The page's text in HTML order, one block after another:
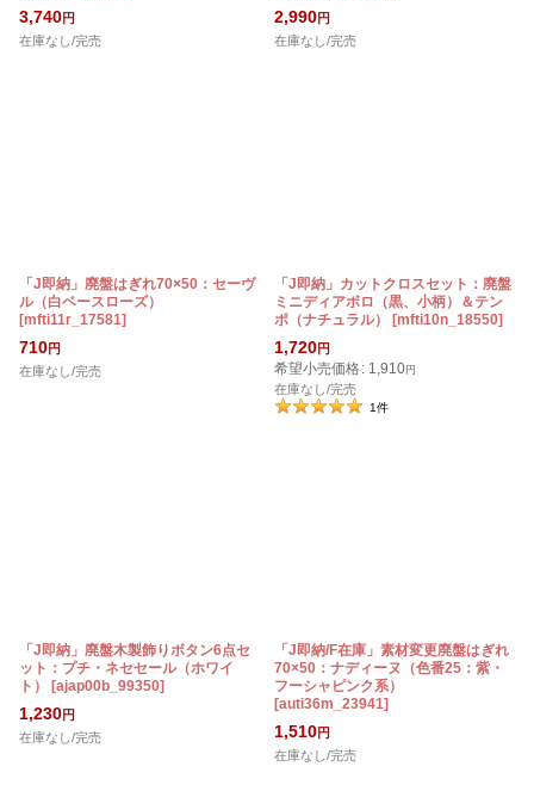
3,740円
在庫なし/完売
2,990円
在庫なし/完売
「J即納」廃盤はぎれ70×50：セーヴ
ル（白ベースローズ）
[mfti11r_17581]
710円
在庫なし/完売
「J即納」カットクロスセット：廃盤
ミニディアボロ（黒、小柄）＆テン
ポ（ナチュラル）
[mfti10n_18550]
1,720円
希望小売価格: 1,910円
在庫なし/完売
1件
「J即納」廃盤木製飾りボタン6点セ
ット：プチ・ネセセール（ホワイ
ト）
[ajap00b_99350]
1,230円
在庫なし/完売
「J即納/F在庫」素材変更廃盤はぎれ
70×50：ナディーヌ（色番25：紫・
フーシャピンク系）
[auti36m_23941]
1,510円
在庫なし/完売